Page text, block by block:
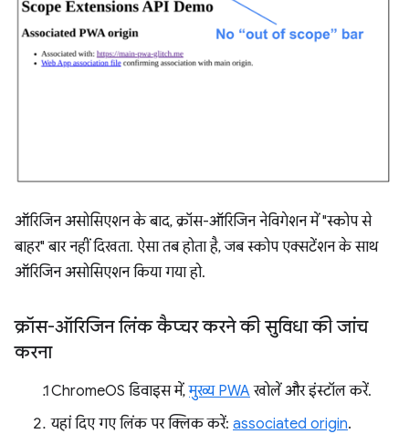
ऑरिजिन असोसिएशन के बाद, क्रॉस-ऑरिजिन नेविगेशन में "स्कोप से
बाहर" बार नहीं दिखता. ऐसा तब होता है, जब स्कोप एक्सटेंशन के साथ
ऑरिजिन असोसिएशन किया गया हो.
क्रॉस-ऑरिजिन लिंक कैप्चर करने की सुविधा की जांच
करना
ChromeOS डिवाइस में,मुख्य PWAखोलें और इंस्टॉल करें.
यहां दिए गए लिंक पर क्लिक करें: associated origin.